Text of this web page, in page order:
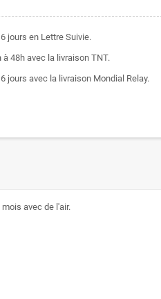
jours en Lettre Suivie.
à 48h avec la livraison TNT.
jours avec la livraison Mondial Relay.
avec de l'air.